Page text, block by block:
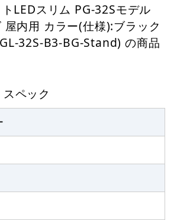
LEDスリム PG-32Sモデル
内用 カラー(仕様):ブラック
32S-B3-BG-Stand) の商品
ペック